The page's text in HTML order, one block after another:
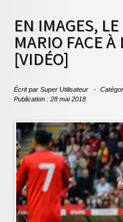
EN IMAGES,
MARIO FACE
[VIDÉO]
Écrit parSuper Utilisateur
Publication : 28 mai 2018